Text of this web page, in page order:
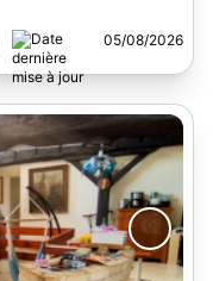
05/08/2026